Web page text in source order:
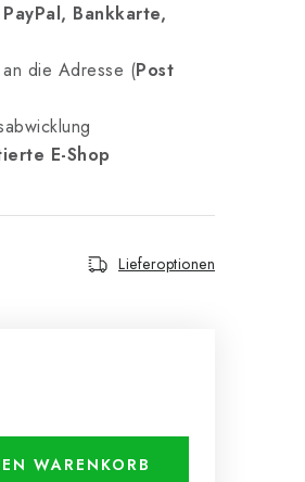
PayPal, Bankkarte,
die Adresse (Post
E-Shop
Lieferoptionen
WARENKORB